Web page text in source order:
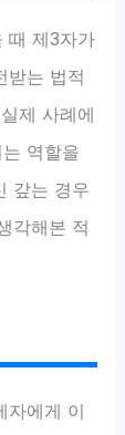
때 제3자가
받는 법적
제 사례에
역할을
갚는 경우
각해본 적
자에게 이